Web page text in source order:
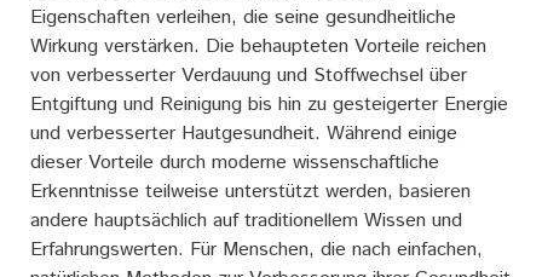
Eigenschaften verleihen, die seine gesundheitliche
Wirkung verstärken. Die behaupteten Vorteile reichen
von verbesserter Verdauung und Stoffwechsel über
Entgiftung und Reinigung bis hin zu gesteigerter Energie
und verbesserter Hautgesundheit. Während einige
dieser Vorteile durch moderne wissenschaftliche
Erkenntnisse teilweise unterstützt werden, basieren
andere hauptsächlich auf traditionellem Wissen und
Erfahrungswerten. Für Menschen, die nach einfachen,